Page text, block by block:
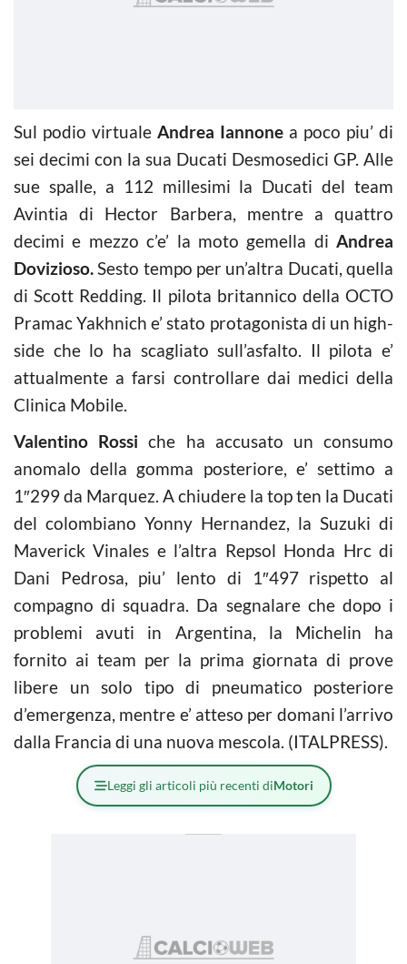
Sul podio virtuale Andrea Iannone a poco piu’ di
sei decimi con la sua Ducati Desmosedici GP. Alle
sue spalle, a 112 millesimi la Ducati del team
Avintia di Hector Barbera, mentre a quattro
decimi e mezzo c’e’ la moto gemella di Andrea
Dovizioso.Sesto tempo per un’altra Ducati, quella
di Scott Redding. Il pilota britannico della OCTO
Pramac Yakhnich e’ stato protagonista di un high-
side che lo ha scagliato sull’asfalto. Il pilota e’
attualmente a farsi controllare dai medici della
Clinica Mobile.
Valentino Rossi che ha accusato un consumo
anomalo della gomma posteriore, e’ settimo a
1″299 da Marquez. A chiudere la top ten la Ducati
del colombiano Yonny Hernandez, la Suzuki di
Maverick Vinales e l’altra Repsol Honda Hrc di
Dani Pedrosa, piu’ lento di 1″497 rispetto al
compagno di squadra. Da segnalare che dopo i
problemi avuti in Argentina, la Michelin ha
fornito ai team per la prima giornata di prove
libere un solo tipo di pneumatico posteriore
d’emergenza, mentre e’ atteso per domani l’arrivo
dalla Francia di una nuova mescola. (ITALPRESS).
Leggi gli articoli più recenti diMotori